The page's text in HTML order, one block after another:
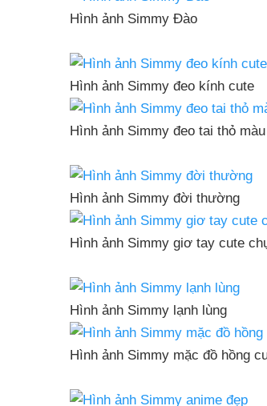
Hình ảnh Simmy Đào
Hình ảnh Simmy đeo kính cute
Hình ảnh Simmy đeo tai thỏ
Hình ảnh Simmy đời thường
Hình ảnh Simmy giơ tay cute
Hình ảnh Simmy lạnh lùng
Hình ảnh Simmy mặc đồ hồng